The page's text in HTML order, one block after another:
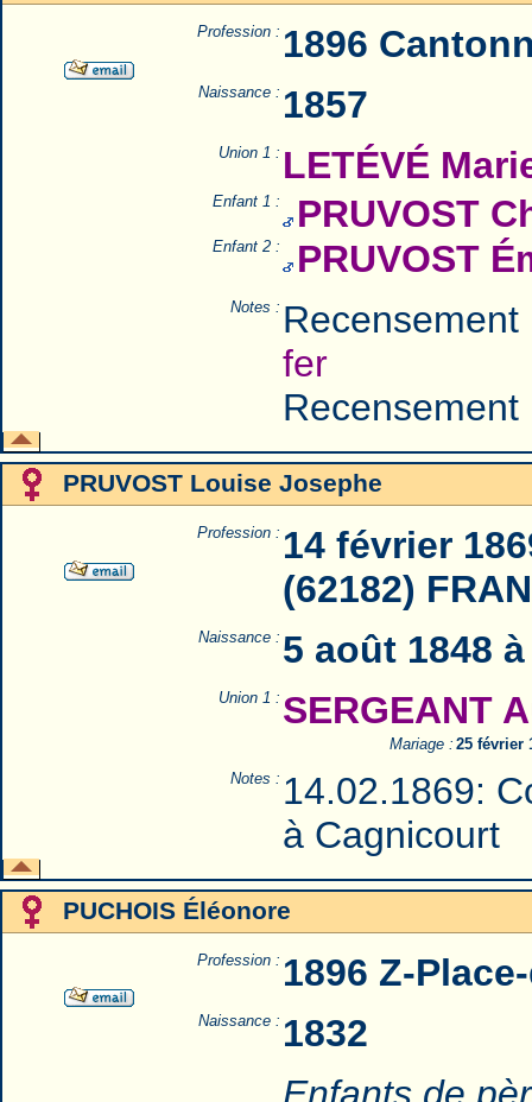
Profession : 1896
Naissance : 1857
Union 1 : LETÉVÉ
Enfant 1 : PRUVOST
Enfant 2 : PRUVOST
Notes :
fer
PRUVOST Louise Josephe
Profession : 14 février
(62182)
Naissance : 5 août 1848
Union 1 : SERGEANT
Mariage : 25 février
Notes : 14.02.1869:
à Cagnicourt
PUCHOIS Éléonore
Profession : 1896 Z-
Naissance : 1832
Enfants de